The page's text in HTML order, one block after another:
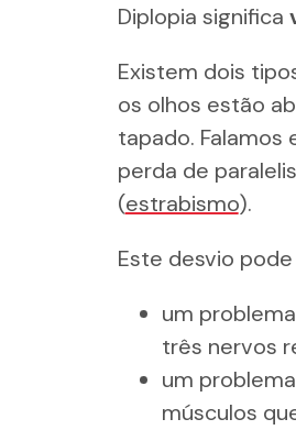
Diplopia significa
Existem dois
os olhos estão
tapado. Falamos
perda de
(estrabismo).
Este desvio
um
três nervos
um
músculos